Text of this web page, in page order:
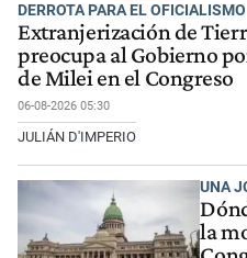
DERROTA PARA EL OFICIALISMO
Extranjerización de
preocupa al Gobierno
de Milei en el Congreso
06-08-2026 05:30
JULIÁN D'IMPERIO
UNA
la